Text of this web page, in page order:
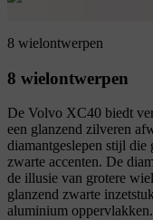
8 wielontwerpen
8 wielontwerpen
De Volvo XC40 biedt
een glanzend zilveren
diamantgeslepen stijl
zwarte accenten. De
de illusie van grotere
glanzend zwarte
aluminium oppervlakken.